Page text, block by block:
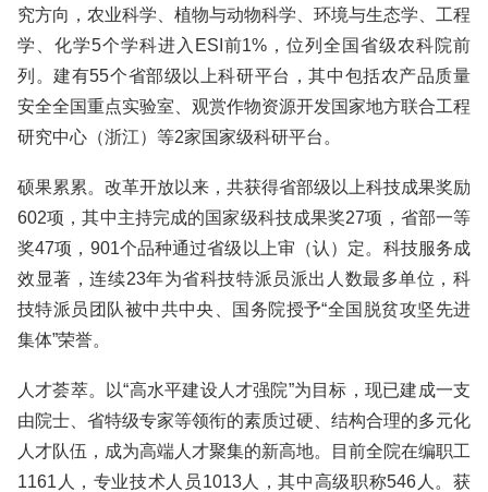
究方向，农业科学、植物与动物科学、环境与生态学、工程
学、化学5个学科进入ESI前1%，位列全国省级农科院前
列。建有55个省部级以上科研平台，其中包括农产品质量
安全全国重点实验室、观赏作物资源开发国家地方联合工程
研究中心（浙江）等2家国家级科研平台。
硕果累累。改革开放以来，共获得省部级以上科技成果奖励
602项，其中主持完成的国家级科技成果奖27项，省部一等
奖47项，901个品种通过省级以上审（认）定。科技服务成
效显著，连续23年为省科技特派员派出人数最多单位，科
技特派员团队被中共中央、国务院授予“全国脱贫攻坚先进
集体”荣誉。
人才荟萃。以“高水平建设人才强院”为目标，现已建成一支
由院士、省特级专家等领衔的素质过硬、结构合理的多元化
人才队伍，成为高端人才聚集的新高地。目前全院在编职工
1161人，专业技术人员1013人，其中高级职称546人。获